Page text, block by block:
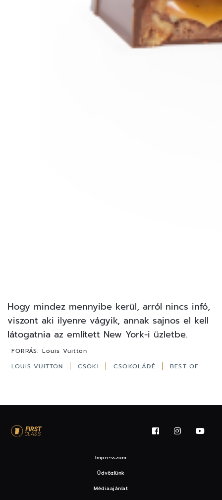
Hogy mindez mennyibe kerül, arról nincs infó,
viszont aki ilyenre vágyik, annak sajnos el kell
látogatnia az említett New York-i üzletbe.
FORRÁS: Louis Vuitton
LOUIS VUITTON
CSOKI CSOKOLÁDÉ BEST OF
Impresszum
Üdvözlünk
Médiaajánlat